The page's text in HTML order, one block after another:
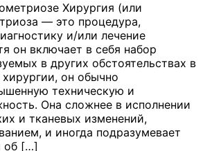
Хирургия (или
— это процедура,
и/или лечение
он включает в себя набор
в других обстоятельствах в
хирургии, он обычно
техническую и
Она сложнее в исполнении
и тканевых изменений,
и иногда подразумевает
об […]